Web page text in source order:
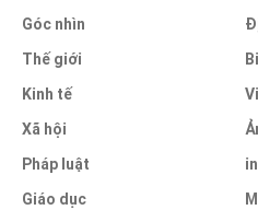
Góc nhìn
Thế giới
Kinh tế
Xã hội
Pháp luật
Giáo dục